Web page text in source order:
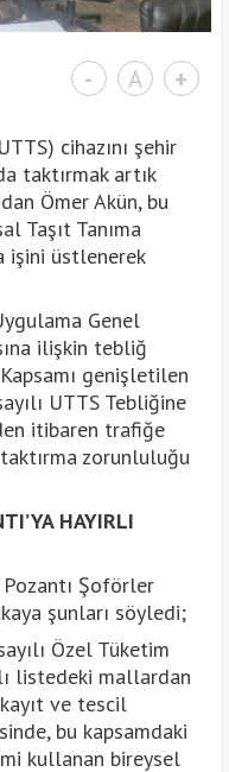
- A +
cihazını şehir
taktırmak artık
Ömer Akün, bu
Taşıt Tanıma
işini üstlenerek
Genel
ilişkin tebliğ
Kapsamı genişletilen
UTTS Tebliğine
itibaren trafiğe
zorunluluğu
HAYIRLI
Şoförler
şunları söyledi;
Özel Tüketim
listedeki mallardan
ve tescil
bu kapsamdaki
kullanan bireysel